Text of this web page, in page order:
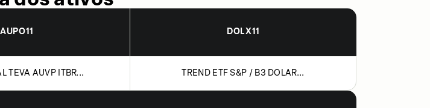
AUPO11 DOLX11
TEVA AUVP ITBR... TREND ETF S&P / B3 DOLAR...